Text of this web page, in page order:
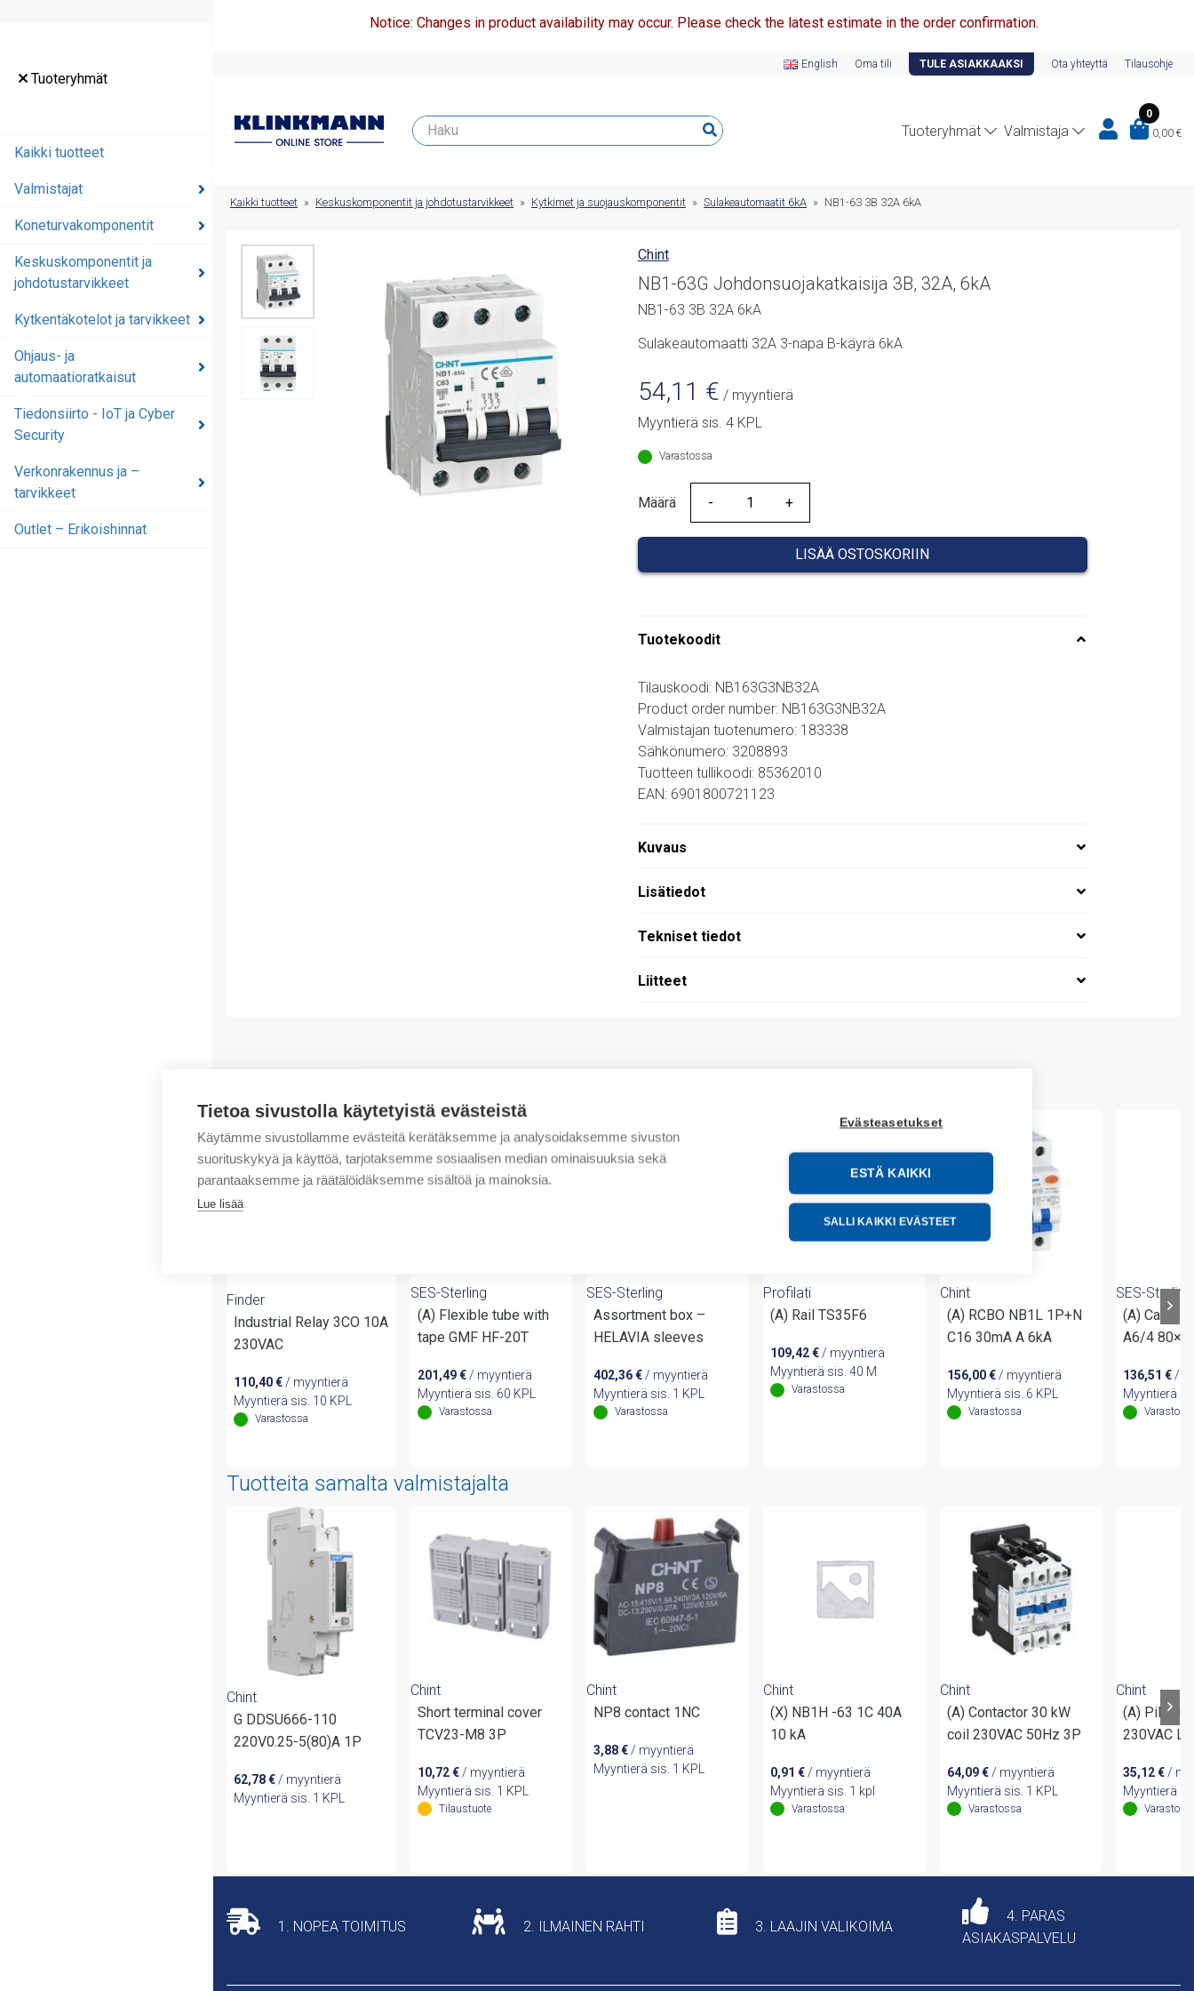
Tietoa sivustolla käytetyistä evästeistä
Käytämme sivustollamme evästeitä kerätäksemme ja analysoidaksemme sivuston
suorituskykyä ja käyttöä, tarjotaksemme sosiaalisen median ominaisuuksia sekä
parantaaksemme ja räätälöidäksemme sisältöä ja mainoksia.
Lue lisää
Evästeasetukset
ESTÄ KAIKKI
SALLI KAIKKI EVÄSTEET
Tuoteryhmät
Kaikki tuotteet
Valmistajat
Koneturvakomponentit
Keskuskomponentit ja
johdotustarvikkeet
Kytkentäkotelot ja tarvikkeet
Ohjaus- ja
automaatioratkaisut
Tiedonsiirto - IoT ja Cyber
Security
Verkonrakennus ja –
tarvikkeet
Outlet – Erikoishinnat
Notice: Changes in product availability may occur. Please check the latest estimate in the order confirmation.
English Oma tili TULE ASIAKKAAKSI Ota yhteyttä Tilausohje
Tuoteryhmät Valmistaja
0
0,00 €
Keskuskomponentit ja
johdotustarvikkeet
Kytkentäkotelot ja
tarvikkeet
Ohjaus- ja
Kaikki tuotteet » Keskuskomponentit ja johdotustarvikkeet » Kytkimet ja suojauskomponentit » Sulakeautomaatit 6kA » NB1-63 3B 32A 6kA
Chint
NB1-63G Johdonsuojakatkaisija 3B, 32A, 6kA
NB1-63 3B 32A 6kA
Sulakeautomaatti 32A 3-napa B-käyrä 6kA
54,11 € / myyntierä
Myyntierä sis. 4 KPL
Varastossa
Määrä
Määrä
LISÄÄ OSTOSKORIIN
Tuotekoodit
Tilauskoodi: NB163G3NB32A
Product order number: NB163G3NB32A
Valmistajan tuotenumero: 183338
Sähkönumero: 3208893
Tuotteen tullikoodi: 85362010
EAN: 6901800721123
Kuvaus
Lisätiedot
Tekniset tiedot
Liitteet
Finder
Industrial Relay 3CO 10A
230VAC
110,40€ / myyntierä
Myyntierä sis. 10 KPL
Varastossa
SES-Sterling
(A) Flexible tube with
tape GMF HF-20T
201,49€/ myyntierä
Myyntierä sis. 60 KPL
Varastossa
SES-Sterling
Assortment box –
HELAVIA sleeves
402,36€ / myyntierä
Myyntierä sis. 1 KPL
Varastossa
Profilati
(A) Rail TS35F6
109,42€ / myyntierä
Myyntierä sis. 40 M
Varastossa
Chint
(A) RCBO NB1L 1P+N
C16 30mA A 6kA
156,00€/ myyntierä
Myyntierä sis. 6 KPL
Varastossa
SES-Sterling
(A) Cable
A6/4
136,51€ /
Myyntierä
Tuotteita samalta valmistajalta
Chint
G DDSU666-110
220V0.25-5(80)A 1P
62,78€ / myyntierä
Myyntierä sis. 1 KPL
Chint
Short terminal cover
TCV23-M8 3P
10,72€/ myyntierä
Myyntierä sis. 1 KPL
Tilaustuote
Chint
NP8 contact 1NC
3,88€ / myyntierä
Myyntierä sis. 1 KPL
Chint
(X) NB1H -63 1C 40A
10 kA
0,91€ / myyntierä
Myyntierä sis. 1 kpl
Varastossa
Chint
(A) Contactor 30 kW
coil 230VAC 50Hz 3P
64,09€/ myyntierä
Myyntierä sis. 1 KPL
Varastossa
Chint
(A) Pilot
230VAC
35,12€ /
Myyntierä
1. NOPEA TOIMITUS 2. ILMAINEN RAHTI 3. LAAJIN VALIKOIMA
4. PARAS
ASIAKASPALVELU